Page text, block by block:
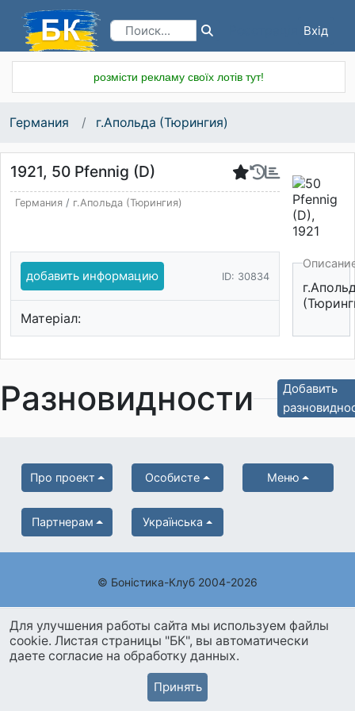
Вхід
розмісти рекламу своїх лотів тут!
Германия г.Апольда (Тюрингия)
1921, 50 Pfennig (D)
Германия/ г.Апольда (Тюрингия)
добавить информацию ID: 30834
Матеріал:
Разновидности
Добавить
Про проект Особисте Меню
Партнерам Українська
© Боністика-Клуб 2004-2026
Для улучшения работы сайта мы используем файлы
cookie. Листая страницы "БК", вы автоматически
даете согласие на обработку данных.
Принять